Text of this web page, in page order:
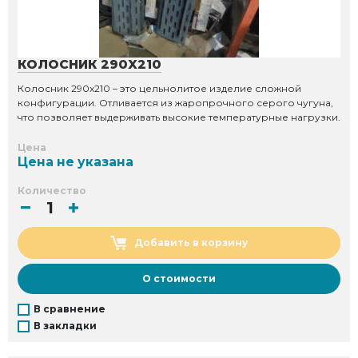
КОЛОСНИК 290X210
Колосник 290x210 – это цельнолитое изделие сложной
конфигурации. Отливается из жаропрочного серого чугуна,
что позволяет выдерживать высокие температурные нагрузки.
Цена
Цена не указана
Количество
Добавить в корзину
О стоимости
В сравнение
В закладки